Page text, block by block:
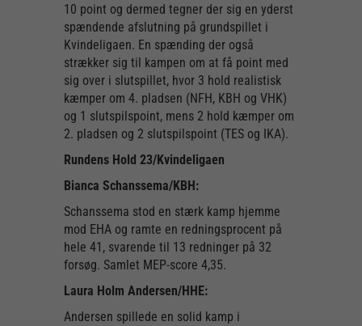
10 point og dermed tegner der sig en yderst
spændende afslutning på grundspillet i
Kvindeligaen. En spænding der også
strækker sig til kampen om at få point med
sig over i slutspillet, hvor 3 hold realistisk
kæmper om 4. pladsen (NFH, KBH og VHK)
og 1 slutspilspoint, mens 2 hold kæmper om
2. pladsen og 2 slutspilspoint (TES og IKA).
Rundens Hold 23/Kvindeligaen
Bianca Schanssema/KBH:
Schanssema stod en stærk kamp hjemme
mod EHA og ramte en redningsprocent på
hele 41, svarende til 13 redninger på 32
forsøg. Samlet MEP-score 4,35.
Laura Holm Andersen/HHE:
Andersen spillede en solid kamp i